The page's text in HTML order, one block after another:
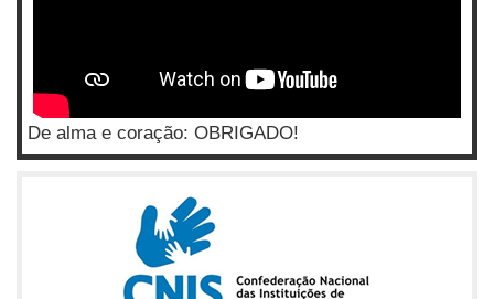
De alma e coração: OBRIGADO!